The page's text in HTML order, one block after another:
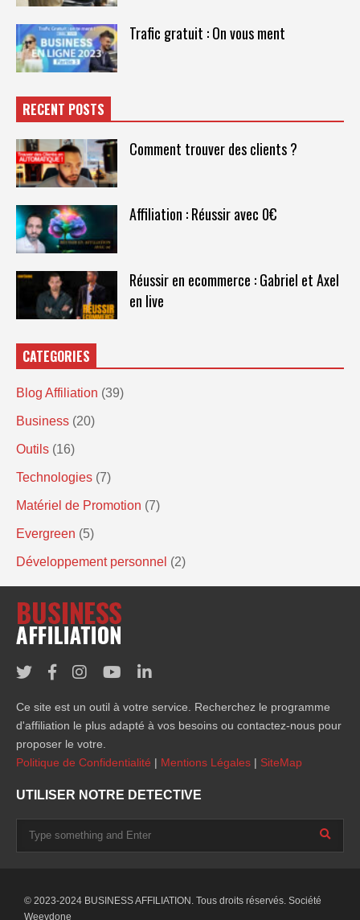
Trafic gratuit : On vous ment
RECENT POSTS
Comment trouver des clients ?
Affiliation : Réussir avec 0€
Réussir en ecommerce : Gabriel et Axel
en live
CATEGORIES
Blog Affiliation (39)
Business (20)
Outils (16)
Technologies (7)
Matériel de Promotion (7)
Evergreen (5)
Développement personnel (2)
Ce site est un outil à votre service. Recherchez le programme
d'affiliation le plus adapté à vos besoins ou contactez-nous pour
proposer le votre.
Politique de Confidentialité | Mentions Légales | SiteMap
UTILISER NOTRE DETECTIVE
© 2023-2024 BUSINESS AFFILIATION. Tous droits réservés. Société
Weevdone